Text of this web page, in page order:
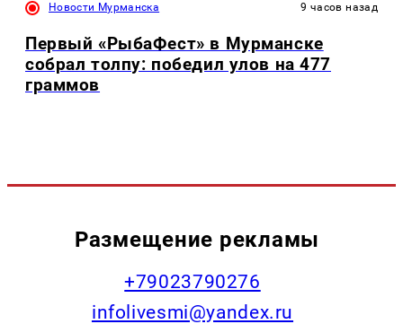
Новости Мурманска 9 часов назад
Первый «РыбаФест» в Мурманске
собрал толпу: победил улов на 477
граммов
Размещение рекламы
+79023790276
infolivesmi@yandex.ru